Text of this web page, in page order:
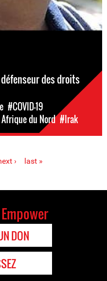
des droits
#COVID-19
du Nord #Irak
› last »
DON